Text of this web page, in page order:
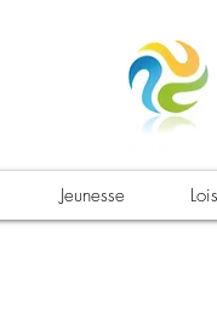
Jeunesse